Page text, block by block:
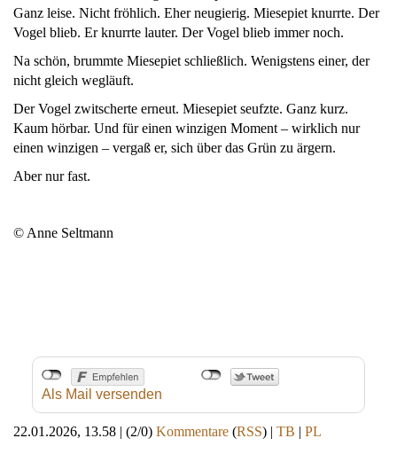
Ganz leise. Nicht fröhlich. Eher neugierig. Miesepiet knurrte. Der
Vogel blieb. Er knurrte lauter. Der Vogel blieb immer noch.
Na schön, brummte Miesepiet schließlich. Wenigstens einer, der
nicht gleich wegläuft.
Der Vogel zwitscherte erneut. Miesepiet seufzte. Ganz kurz.
Kaum hörbar. Und für einen winzigen Moment – wirklich nur
einen winzigen – vergaß er, sich über das Grün zu ärgern.
Aber nur fast.
© Anne Seltmann
Als Mail versenden
22.01.2026, 13.58 | (2/0) Kommentare (RSS) | TB | PL